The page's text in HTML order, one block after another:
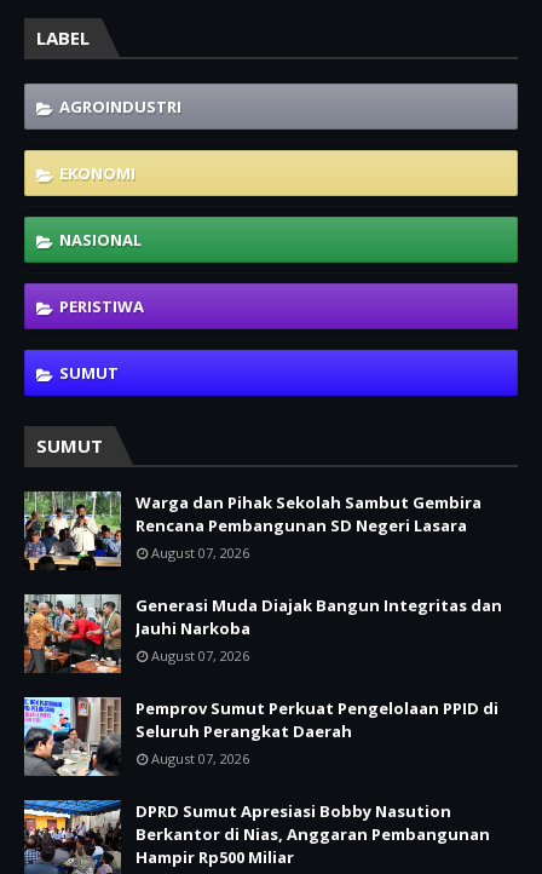
LABEL
AGROINDUSTRI
EKONOMI
NASIONAL
PERISTIWA
SUMUT
SUMUT
Warga dan Pihak Sekolah Sambut Gembira
Rencana Pembangunan SD Negeri Lasara
August 07, 2026
Generasi Muda Diajak Bangun Integritas dan
Jauhi Narkoba
August 07, 2026
Pemprov Sumut Perkuat Pengelolaan PPID di
Seluruh Perangkat Daerah
August 07, 2026
DPRD Sumut Apresiasi Bobby Nasution
Berkantor di Nias, Anggaran Pembangunan
Hampir Rp500 Miliar